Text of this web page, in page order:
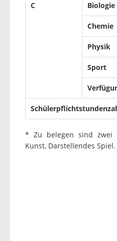
C Biologie
Chemie
Physik
Sport
* Zu belegen sind zwei
Kunst, Darstellendes Spiel.